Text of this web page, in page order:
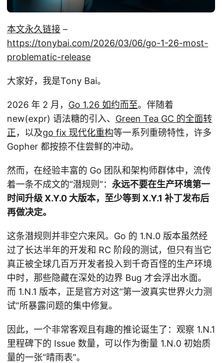
本文永久链接 –
https://tonybai.com/2026/03/06/go-1-26-most-
problematic-release
大家好，我是Tony Bai。
2026 年 2 月， Go 1.26 如约而至。伴随着
new(expr) 语法糖的引入、 Green Tea GC 的全面转
正，以及go fix 现代化重构等一系列重磅特性，许多
Gopher 都按捺不住尝鲜的冲动。
然而，在经验丰富的 Go 团队和架构师群体中，流传
着一条不成文的“潜规则”： 永远不要在生产环境第一
时间升级 X.Y.0 大版本，至少等到 X.Y.1 补丁发布后
再做决定。
这条潜规则并非空穴来风。Go 的 1.N.0 版本虽然经
过了长达半年的开发和 RC 阶段的测试，但只有当它
真正被全球几百万开发者投入到千奇百怪的生产环境
中时，那些隐藏在深处的边界 Bug 才会浮出水面。
而 1.N.1 版本，正是官方对这“第一波真实世界火力测
试”所暴露问题的集中修复。
因此，一个非常客观且有趣的推论诞生了：观察 1.N.1
里程碑下的 Issue 数量，可以作为衡量 1.N.0 初始质
量的一张“晴雨表”。